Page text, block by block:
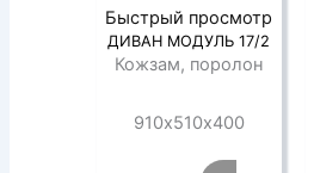
Быстрый просмотр
ДИВАН МОДУЛЬ 17/2
Кожзам, поролон
910х510х400